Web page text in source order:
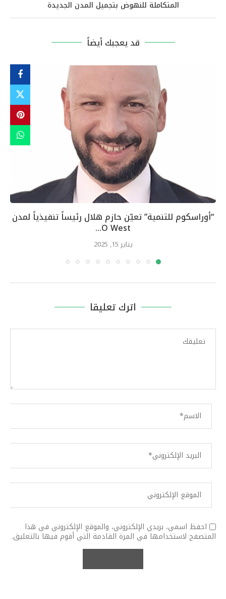
المتكاملة للنهوض بتجميل المدن الجديدة
قد يعجبك أيضاً
“أوراسكوم للتنمية” تعيّن حازم هلال رئيساً تنفيذياً لمدن
O West...
يناير 15, 2025
اترك تعليقا
احفظ اسمي، بريدي الإلكتروني، والموقع الإلكتروني في هذا
المتصفح لاستخدامها في المرة القادمة التي أقوم فيها بالتعليق.